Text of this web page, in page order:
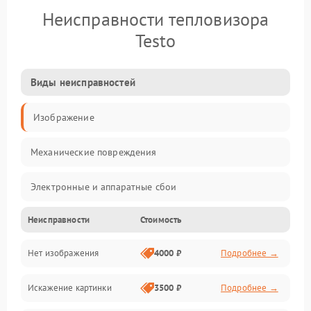
Неисправности тепловизора
Testo
Виды неисправностей
Изображение
Механические повреждения
Электронные и аппаратные сбои
Неисправности сенсора и оптики
Программные ошибки
Электропитание
Неисправности Стоимость
Нет изображения 4000 ₽ Подробнее →
Искажение картинки 3500 ₽ Подробнее →